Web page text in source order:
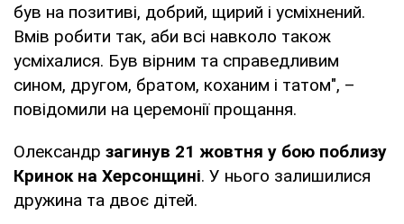
був на позитиві, добрий, щирий і усміхнений.
Вмів робити так, аби всі навколо також
усміхалися. Був вірним та справедливим
сином, другом, братом, коханим і татом", –
повідомили на церемонії прощання.
Олександр загинув 21 жовтня у бою поблизу
Кринок на Херсонщині. У нього залишилися
дружина та двоє дітей.